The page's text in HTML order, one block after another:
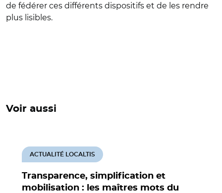
de fédérer ces différents dispositifs et de les rendre
plus lisibles.
Voir aussi
Transparence, simplification et
mobilisation : les maîtres mots du
ACTUALITÉ LOCALTIS